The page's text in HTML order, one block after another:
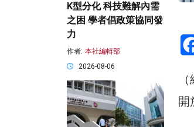
開
K型分化 科技難解內需
之困 學者倡政策協同發
力
作者: 本社編輯部
2026-08-06